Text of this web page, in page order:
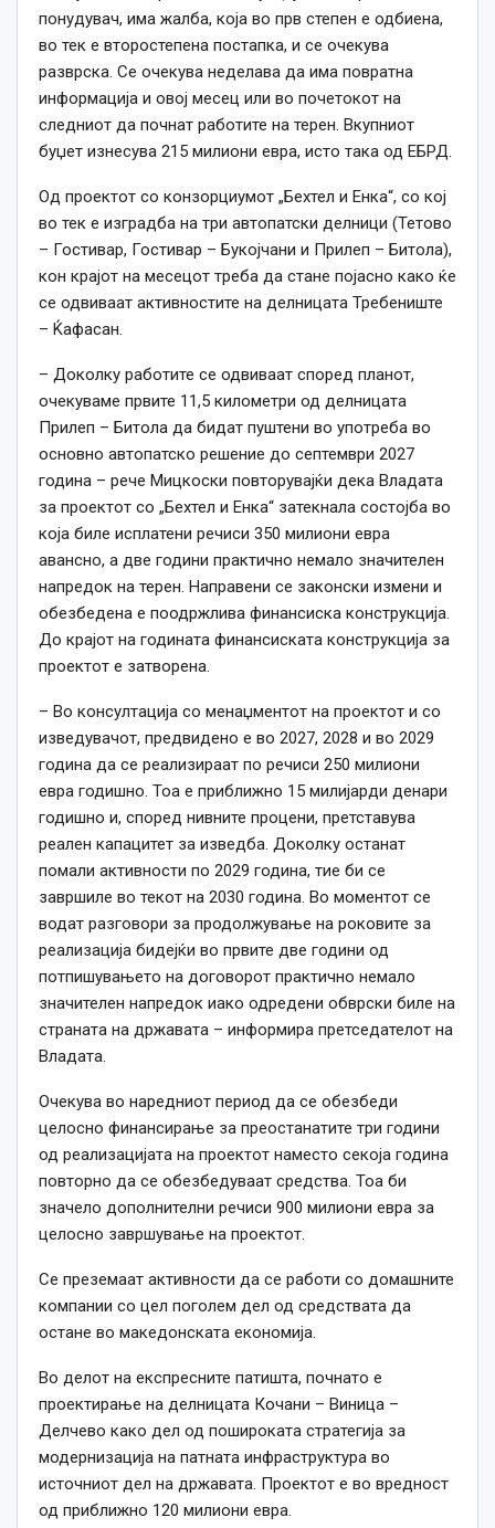
понудувач, има жалба, која во прв степен е одбиена,
во тек е второстепена постапка, и се очекува
разврска. Се очекува неделава да има повратна
информација и овој месец или во почетокот на
следниот да почнат работите на терен. Вкупниот
буџет изнесува 215 милиони евра, исто така од ЕБРД.
Од проектот со конзорциумот „Бехтел и Енка“, со кој
во тек е изградба на три автопатски делници (Тетово
– Гостивар, Гостивар – Букојчани и Прилеп – Битола),
кон крајот на месецот треба да стане појасно како ќе
се одвиваат активностите на делницата Требениште
– Ќафасан.
– Доколку работите се одвиваат според планот,
очекуваме првите 11,5 километри од делницата
Прилеп – Битола да бидат пуштени во употреба во
основно автопатско решение до септември 2027
година – рече Мицкоски повторувајќи дека Владата
за проектот со „Бехтел и Енка“ затекнала состојба во
која биле исплатени речиси 350 милиони евра
авансно, а две години практично немало значителен
напредок на терен. Направени се законски измени и
обезбедена е поодржлива финансиска конструкција.
До крајот на годината финансиската конструкција за
проектот е затворена.
– Во консултација со менаџментот на проектот и со
изведувачот, предвидено е во 2027, 2028 и во 2029
година да се реализираат по речиси 250 милиони
евра годишно. Тоа е приближно 15 милијарди денари
годишно и, според нивните процени, претставува
реален капацитет за изведба. Доколку останат
помали активности по 2029 година, тие би се
завршиле во текот на 2030 година. Во моментот се
водат разговори за продолжување на роковите за
реализација бидејќи во првите две години од
потпишувањето на договорот практично немало
значителен напредок иако одредени обврски биле на
страната на државата – информира претседателот на
Владата.
Очекува во наредниот период да се обезбеди
целосно финансирање за преостанатите три години
од реализацијата на проектот наместо секоја година
повторно да се обезбедуваат средства. Тоа би
значело дополнителни речиси 900 милиони евра за
целосно завршување на проектот.
Се преземаат активности да се работи со домашните
компании со цел поголем дел од средствата да
остане во македонската економија.
Во делот на експресните патишта, почнато е
проектирање на делницата Кочани – Виница –
Делчево како дел од пошироката стратегија за
модернизација на патната инфраструктура во
источниот дел на државата. Проектот е во вредност
од приближно 120 милиони евра.